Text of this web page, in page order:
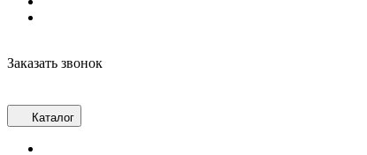
Заказать звонок
Каталог